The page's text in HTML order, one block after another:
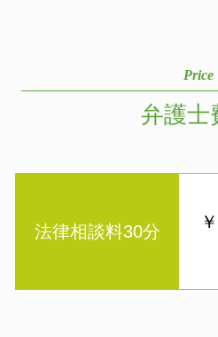
Price
弁護士
法律相談料30分